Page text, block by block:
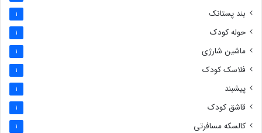
بند پستانک 1
حوله کودک 1
ماشین شارژی 1
فلاسک کودک 1
پیشبند 1
قاشق کودک 1
کالسکه مسافرتی 1